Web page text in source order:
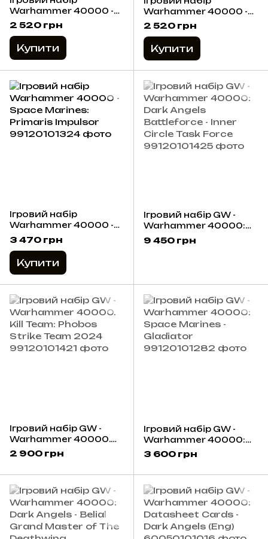
Warhammer 40000 -
Space Marines:
Primaris Infiltrators
2 520 грн
Купити
Warhammer 40000 -
Space Marines:
Devastator Squad
2 520 грн
Купити
Ігровий набір
Warhammer 40000 -
Space Marines:
Primaris Impulsor
3 470 грн
Купити
Ігровий набір GW -
Warhammer 40000:
Dark Angels
Battleforce - Inner
9 450 грн
Ігровий набір GW -
Warhammer 40000.
Kill Team: Phobos
Strike Team 2024
2 900 грн
Ігровий набір GW -
Warhammer 40000:
Space Marines -
Gladiator
3 600 грн